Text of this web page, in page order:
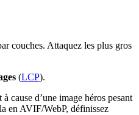
couches. Attaquez les plus gros
(LCP).
cause d’une image héros pesant
en AVIF/WebP, définissez